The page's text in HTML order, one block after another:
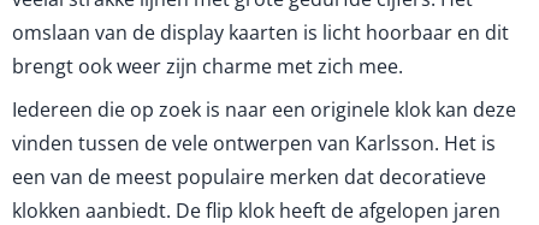
omslaan van de display kaarten is licht hoorbaar en dit
brengt ook weer zijn charme met zich mee.
Iedereen die op zoek is naar een originele klok kan deze
vinden tussen de vele ontwerpen van Karlsson. Het is
een van de meest populaire merken dat decoratieve
klokken aanbiedt. De flip klok heeft de afgelopen jaren